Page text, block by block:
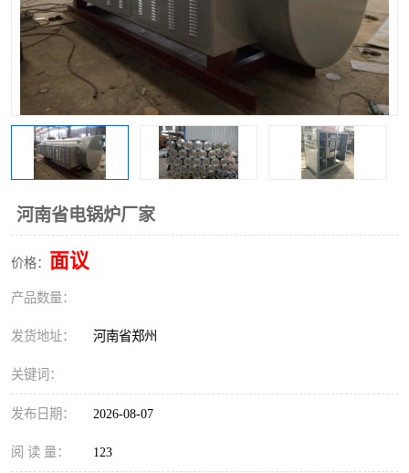
河南省电锅炉厂家
价格： 面议
产品数量：
发货地址： 河南省郑州
关键词：
发布日期： 2026-08-07
阅 读 量： 123